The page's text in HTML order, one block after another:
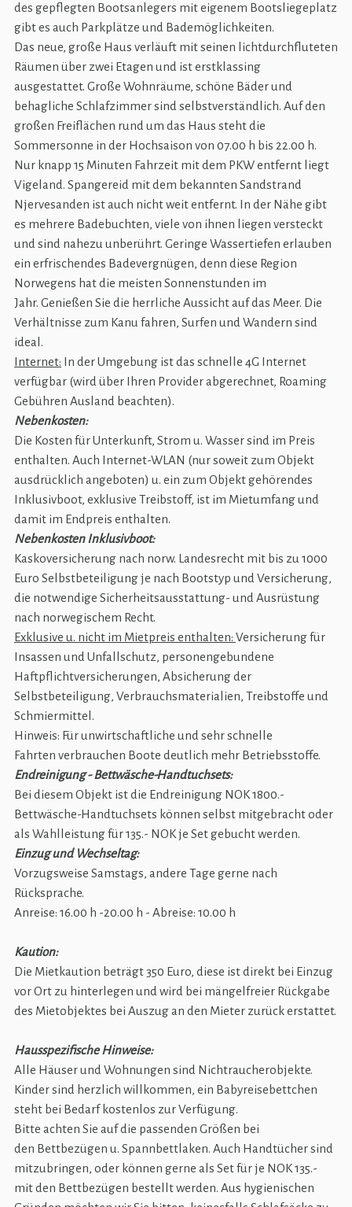
des gepflegten Bootsanlegers mit eigenem Bootsliegeplatz
gibt es auch Parkplätze und Bademöglichkeiten.
Das neue, große Haus verläuft mit seinen lichtdurchfluteten
Räumen über zwei Etagen und ist erstklassing
ausgestattet. Große Wohnräume, schöne Bäder und
behagliche Schlafzimmer sind selbstverständlich. Auf den
großen Freiflächen rund um das Haus steht die
Sommersonne in der Hochsaison von 07.00 h bis 22.00 h.
Nur knapp 15 Minuten Fahrzeit mit dem PKW entfernt liegt
Vigeland. Spangereid mit dem bekannten Sandstrand
Njervesanden ist auch nicht weit entfernt. In der Nähe gibt
es mehrere Badebuchten, viele von ihnen liegen versteckt
und sind nahezu unberührt. Geringe Wassertiefen erlauben
ein erfrischendes Badevergnügen, denn diese Region
Norwegens hat die meisten Sonnenstunden im
Jahr. Genießen Sie die herrliche Aussicht auf das Meer. Die
Verhältnisse zum Kanu fahren, Surfen und Wandern sind
ideal.
Internet: In der Umgebung ist das schnelle 4G Internet
verfügbar (wird über Ihren Provider abgerechnet, Roaming
Gebühren Ausland beachten).
Nebenkosten:
Die Kosten für Unterkunft, Strom u. Wasser sind im Preis
enthalten. Auch Internet-WLAN (nur soweit zum Objekt
ausdrücklich angeboten) u. ein zum Objekt gehörendes
Inklusivboot, exklusive Treibstoff, ist im Mietumfang und
damit im Endpreis enthalten.
Nebenkosten Inklusivboot:
Kaskoversicherung nach norw. Landesrecht mit bis zu 1000
Euro Selbstbeteiligung je nach Bootstyp und Versicherung,
die notwendige Sicherheitsausstattung- und Ausrüstung
nach norwegischem Recht.
Exklusive u. nicht im Mietpreis enthalten: Versicherung für
Insassen und Unfallschutz, personengebundene
Haftpflichtversicherungen, Absicherung der
Selbstbeteiligung, Verbrauchsmaterialien, Treibstoffe und
Schmiermittel.
Hinweis: Für unwirtschaftliche und sehr schnelle
Fahrten verbrauchen Boote deutlich mehr Betriebsstoffe.
Endreinigung - Bettwäsche-Handtuchsets:
Bei diesem Objekt ist die Endreinigung NOK 1800.-
Bettwäsche-Handtuchsets können selbst mitgebracht oder
als Wahlleistung für 135.- NOK je Set gebucht werden.
Einzug und Wechseltag:
Vorzugsweise Samstags, andere Tage gerne nach
Rücksprache.
Anreise: 16.00 h -20.00 h - Abreise: 10.00 h
Kaution:
Die Mietkaution beträgt 350 Euro, diese ist direkt bei Einzug
vor Ort zu hinterlegen und wird bei mängelfreier Rückgabe
des Mietobjektes bei Auszug an den Mieter zurück erstattet.
Hausspezifische Hinweise:
Alle Häuser und Wohnungen sind Nichtraucherobjekte.
Kinder sind herzlich willkommen, ein Babyreisebettchen
steht bei Bedarf kostenlos zur Verfügung.
Bitte achten Sie auf die passenden Größen bei
den Bettbezügen u. Spannbettlaken. Auch Handtücher sind
mitzubringen, oder können gerne als Set für je NOK 135.-
mit den Bettbezügen bestellt werden. Aus hygienischen